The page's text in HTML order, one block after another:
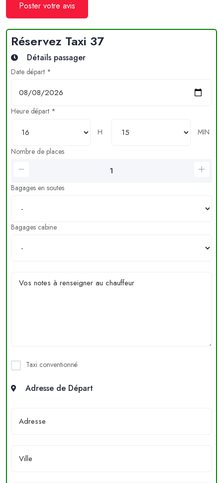
Poster votre avis
Réservez Taxi 37
Détails passager
Date départ *
Heure départ *
H
MIN
Nombre de places
Bagages en soutes
Bagages cabine
Taxi conventionné
Adresse de Départ